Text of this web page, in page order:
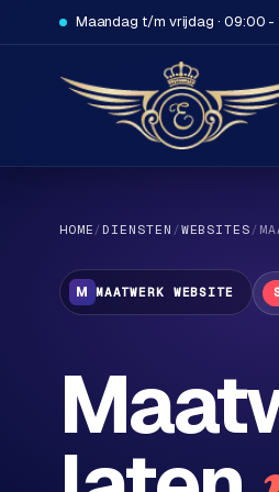
Maandag t/m vrijdag · 09:00 -
HOME / DIENSTEN / WEBSITES /
M MAATWERK WEBSITE